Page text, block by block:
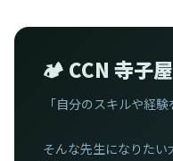
🏕️ CCN 寺子
「自分のスキルや経
そんな先生になりたい